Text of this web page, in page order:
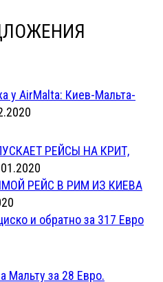
у AirMalta: Киев-Мальта-
РЕЙСЫ НА КРИТ,
РЕЙС В РИМ ИЗ КИЕВА
и обратно за 317 Евро
Мальту за 28 Евро.